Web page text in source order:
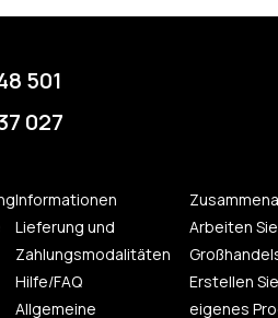
501
027
Informationen
Lieferung und
Zahlungsmodalitäten
Hilfe/FAQ
Allgemeine
Arbeiten
Erstellen
eigenes